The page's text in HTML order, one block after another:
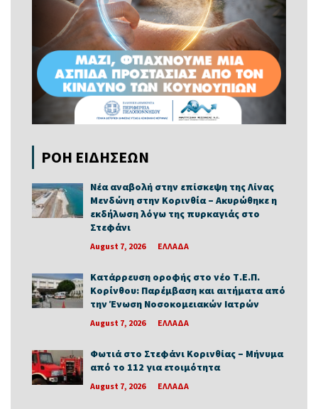
ΡΟΗ ΕΙΔΗΣΕΩΝ
Νέα αναβολή στην επίσκεψη της Λίνας
Μενδώνη στην Κορινθία – Ακυρώθηκε η
εκδήλωση λόγω της πυρκαγιάς στο
Στεφάνι
August 7, 2026 ΕΛΛΑΔΑ
Κατάρρευση οροφής στο νέο Τ.Ε.Π.
Κορίνθου: Παρέμβαση και αιτήματα από
την Ένωση Νοσοκομειακών Ιατρών
August 7, 2026 ΕΛΛΑΔΑ
Φωτιά στο Στεφάνι Κορινθίας – Μήνυμα
από το 112 για ετοιμότητα
August 7, 2026 ΕΛΛΑΔΑ